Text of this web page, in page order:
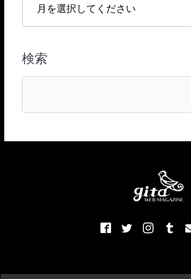
検索